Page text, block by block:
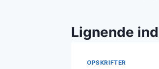
Lignende
OPSKRIFTER